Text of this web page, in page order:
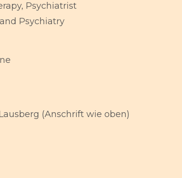
Psychiatrist
Psychiatry
(Anschrift wie oben)